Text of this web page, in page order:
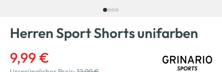
Herren Sport Shorts unifarben
9,99 €